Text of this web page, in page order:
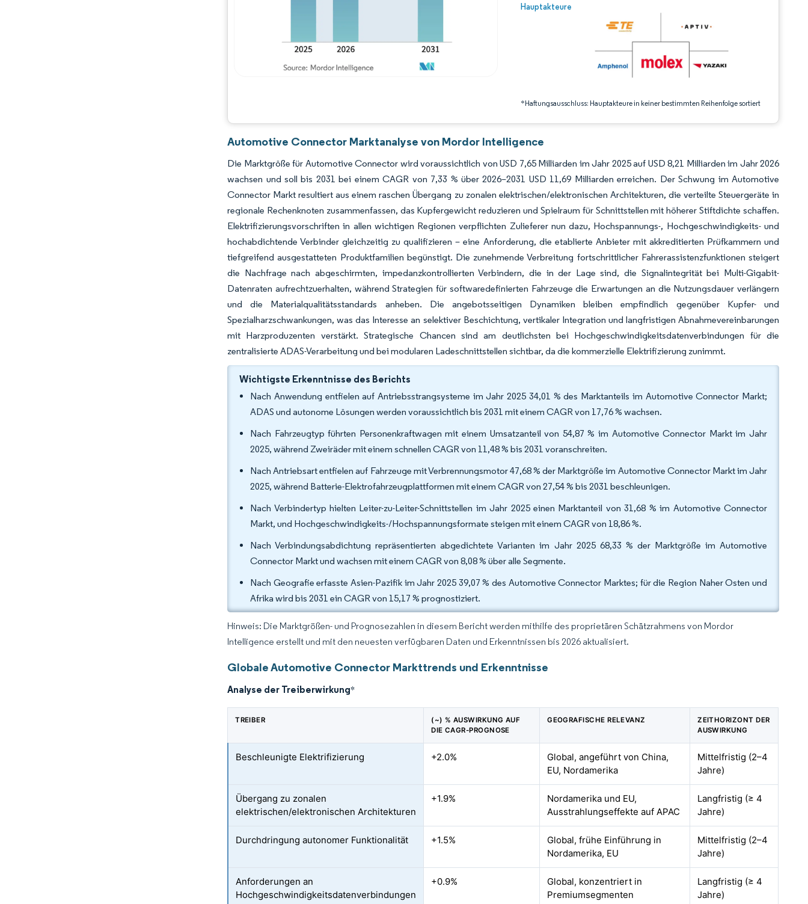
Hauptakteure
*Haftungsausschluss: Hauptakteure in keiner bestimmten Reihenfolge sortiert
Bild © Mordor Intelligence. Wiederverwendung erfordert Namensnennung gemäß CC BY 4.0.
Automotive Connector Marktanalyse von Mordor Intelligence
Die Marktgröße für Automotive Connector wird voraussichtlich von USD 7,65 Milliarden im Jahr 2025 auf USD 8,21 Milliarden im Jahr 2026
wachsen und soll bis 2031 bei einem CAGR von 7,33 % über 2026–2031 USD 11,69 Milliarden erreichen. Der Schwung im Automotive
Connector Markt resultiert aus einem raschen Übergang zu zonalen elektrischen/elektronischen Architekturen, die verteilte Steuergeräte in
regionale Rechenknoten zusammenfassen, das Kupfergewicht reduzieren und Spielraum für Schnittstellen mit höherer Stiftdichte schaffen.
Elektrifizierungsvorschriften in allen wichtigen Regionen verpflichten Zulieferer nun dazu, Hochspannungs-, Hochgeschwindigkeits- und
hochabdichtende Verbinder gleichzeitig zu qualifizieren – eine Anforderung, die etablierte Anbieter mit akkreditierten Prüfkammern und
tiefgreifend ausgestatteten Produktfamilien begünstigt. Die zunehmende Verbreitung fortschrittlicher Fahrerassistenzfunktionen steigert
die Nachfrage nach abgeschirmten, impedanzkontrollierten Verbindern, die in der Lage sind, die Signalintegrität bei Multi-Gigabit-
Datenraten aufrechtzuerhalten, während Strategien für softwaredefinierten Fahrzeuge die Erwartungen an die Nutzungsdauer verlängern
und die Materialqualitätsstandards anheben. Die angebotsseitigen Dynamiken bleiben empfindlich gegenüber Kupfer- und
Spezialharzschwankungen, was das Interesse an selektiver Beschichtung, vertikaler Integration und langfristigen Abnahmevereinbarungen
mit Harzproduzenten verstärkt. Strategische Chancen sind am deutlichsten bei Hochgeschwindigkeitsdatenverbindungen für die
zentralisierte ADAS-Verarbeitung und bei modularen Ladeschnittstellen sichtbar, da die kommerzielle Elektrifizierung zunimmt.
Wichtigste Erkenntnisse des Berichts
Nach Anwendung entfielen auf Antriebsstrangsysteme im Jahr 2025 34,01 % des Marktanteils im Automotive Connector Markt;
ADAS und autonome Lösungen werden voraussichtlich bis 2031 mit einem CAGR von 17,76 % wachsen.
Nach Fahrzeugtyp führten Personenkraftwagen mit einem Umsatzanteil von 54,87 % im Automotive Connector Markt im Jahr
2025, während Zweiräder mit einem schnellen CAGR von 11,48 % bis 2031 voranschreiten.
Nach Antriebsart entfielen auf Fahrzeuge mit Verbrennungsmotor 47,68 % der Marktgröße im Automotive Connector Markt im Jahr
2025, während Batterie-Elektrofahrzeugplattformen mit einem CAGR von 27,54 % bis 2031 beschleunigen.
Nach Verbindertyp hielten Leiter-zu-Leiter-Schnittstellen im Jahr 2025 einen Marktanteil von 31,68 % im Automotive Connector
Markt, und Hochgeschwindigkeits-/Hochspannungsformate steigen mit einem CAGR von 18,86 %.
Nach Verbindungsabdichtung repräsentierten abgedichtete Varianten im Jahr 2025 68,33 % der Marktgröße im Automotive
Connector Markt und wachsen mit einem CAGR von 8,08 % über alle Segmente.
Nach Geografie erfasste Asien-Pazifik im Jahr 2025 39,07 % des Automotive Connector Marktes; für die Region Naher Osten und
Afrika wird bis 2031 ein CAGR von 15,17 % prognostiziert.
Hinweis: Die Marktgrößen- und Prognosezahlen in diesem Bericht werden mithilfe des proprietären Schätzrahmens von Mordor
Intelligence erstellt und mit den neuesten verfügbaren Daten und Erkenntnissen bis 2026 aktualisiert.
Globale Automotive Connector Markttrends und Erkenntnisse
Analyse der Treiberwirkung*
TREIBER
(~) % AUSWIRKUNG AUF
DIE CAGR-PROGNOSE
GEOGRAFISCHE RELEVANZ
ZEITHORIZONT DER
AUSWIRKUNG
Beschleunigte Elektrifizierung +2.0%
Global, angeführt von China,
EU, Nordamerika
Mittelfristig (2–4
Jahre)
Übergang zu zonalen
elektrischen/elektronischen Architekturen
+1.9%
Nordamerika und EU,
Ausstrahlungseffekte auf APAC
Langfristig (≥ 4
Jahre)
Durchdringung autonomer Funktionalität +1.5%
Global, frühe Einführung in
Nordamerika, EU
Mittelfristig (2–4
Jahre)
Anforderungen an
Hochgeschwindigkeitsdatenverbindungen
+0.9%
Global, konzentriert in
Premiumsegmenten
Langfristig (≥ 4
Jahre)